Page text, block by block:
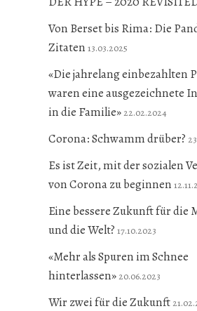
Von Berset bis Rima: Die
Zitaten 13.03.2025
«Die jahrelang einbezahlten
waren eine ausgezeichnete
in die Familie» 22.02.2024
Corona: Schwamm drüber?
Es ist Zeit, mit der sozialen
von Corona zu beginnen
Eine bessere Zukunft für die
und die Welt? 17.10.2023
«Mehr als Spuren im Schnee
hinterlassen» 20.06.2023
Wir zwei für die Zukunft